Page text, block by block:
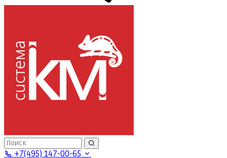
+7(495) 147-00-65